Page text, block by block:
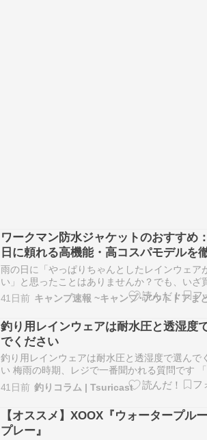
ワークマン防水ジャケットのおすすめ
日に頼れる高機能・高コスパモデルを
介
雨の日に「やっぱりちゃんとしたレインウェア
い」と思ったことはありませんか？でも、いざ
と思うと、防水って何が違うの？どのくらいの
あればいいの？と迷ってしまう方も多いはず。
今回は、ワークマンの防水ジャケットに注目し
した。高機能でありながら手頃な価格帯…
41日前 キャンプ速報 ~キャンプ･アウトドアま
釣り用レインウェアは耐水圧と透湿度
でください
釣り用レインウェアは耐水圧と透湿度で選んで
い 梅雨の時期、レジで一番聞かれる質問です
とこれ、何が違うんですか？」「雨でも釣りた
すけど何を買えばいいですか？」「ゴアテック
本当に必要ですか？」——梅雨の時期、レイン
の相談を毎日受けます。 正直に書くと、…
41日前 釣りコラム | Tsuricast
【オススメ】XOOX『ウォータープル
プレー』